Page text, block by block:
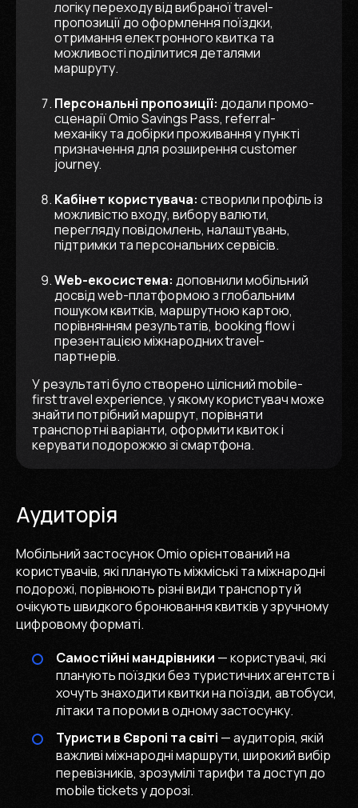
логіку переходу від вибраної travel-
пропозиції до оформлення поїздки,
отримання електронного квитка та
можливості поділитися деталями
маршруту.
Персональні пропозиції: додали промо-
сценарії Omio Savings Pass, referral-
механіку та добірки проживання у пункті
призначення для розширення customer
journey.
Кабінет користувача: створили профіль із
можливістю входу, вибору валюти,
перегляду повідомлень, налаштувань,
підтримки та персональних сервісів.
Web-екосистема: доповнили мобільний
досвід web-платформою з глобальним
пошуком квитків, маршрутною картою,
порівнянням результатів, booking flow і
презентацією міжнародних travel-
партнерів.
У результаті було створено цілісний mobile-
first travel experience, у якому користувач може
знайти потрібний маршрут, порівняти
транспортні варіанти, оформити квиток і
керувати подорожжю зі смартфона.
Аудиторія
Мобільний застосунок Omio орієнтований на
користувачів, які планують міжміські та міжнародні
подорожі, порівнюють різні види транспорту й
очікують швидкого бронювання квитків у зручному
цифровому форматі.
Самостійні мандрівники — користувачі, які
планують поїздки без туристичних агентств і
хочуть знаходити квитки на поїзди, автобуси,
літаки та пороми в одному застосунку.
Туристи в Європі та світі — аудиторія, якій
важливі міжнародні маршрути, широкий вибір
перевізників, зрозумілі тарифи та доступ до
mobile tickets у дорозі.